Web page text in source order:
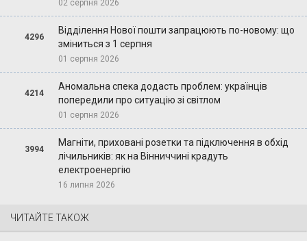
02 серпня 2026
4296
Відділення Нової пошти запрацюють по-новому: що
зміниться з 1 серпня
01 серпня 2026
4214
Аномальна спека додасть проблем: українців
попередили про ситуацію зі світлом
01 серпня 2026
3994
Магніти, приховані розетки та підключення в обхід
лічильників: як на Вінниччині крадуть
електроенергію
16 липня 2026
ЧИТАЙТЕ ТАКОЖ